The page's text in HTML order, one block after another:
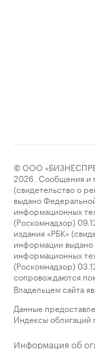
© ООО
2026. Сообщения и
(свидетельство о
выдано
информационных
(Роскомнадзор)
издания «РБК»
информации
информационных
(Роскомнадзор)
сопровождаются
Владельцем сайта
Данные
Индексы облигаций
Информация об